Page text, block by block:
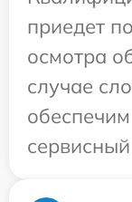
приедет
осмотра
случае